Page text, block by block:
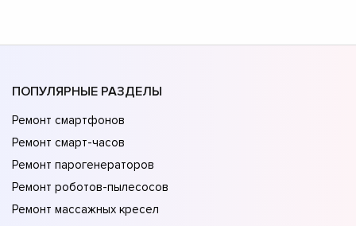
ПОПУЛЯРНЫЕ РАЗДЕЛЫ
Ремонт смартфонов
Ремонт смарт-часов
Ремонт парогенераторов
Ремонт роботов-пылесосов
Ремонт массажных кресел